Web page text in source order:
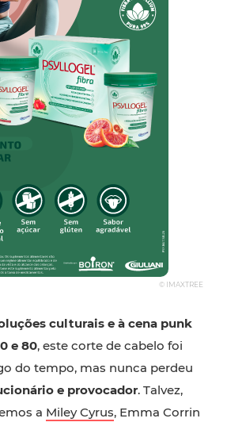
© IMAXTREE
culturais e à cena punk
e 80, este corte de cabelo foi
do tempo, mas nunca perdeu
e provocador. Talvez,
a Miley Cyrus, Emma Corrin